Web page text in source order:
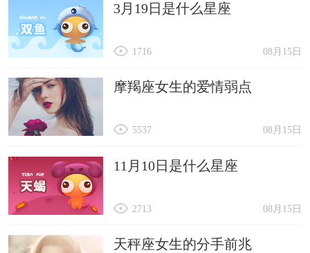
3月19日是什么星座
08月15日
1716
摩羯座女生的爱情弱点
08月15日
5537
11月10日是什么星座
08月15日
2713
天秤座女生的分手前兆